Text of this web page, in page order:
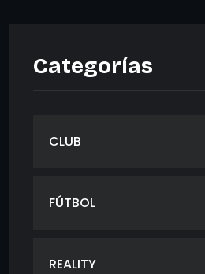
Categorías
CLUB
FÚTBOL
REALITY